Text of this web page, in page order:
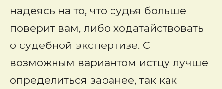
надеясь на то, что судья больше
поверит вам, либо ходатайствовать
о судебной экспертизе. С
возможным вариантом истцу лучше
определиться заранее, так как